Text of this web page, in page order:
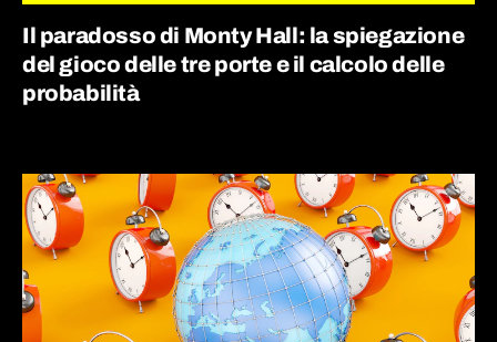
Il paradosso di Monty Hall: la spiegazione
del gioco delle tre porte e il calcolo delle
probabilità